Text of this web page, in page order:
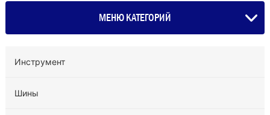
МЕНЮ КАТЕГОРИЙ
Инструмент
Шины